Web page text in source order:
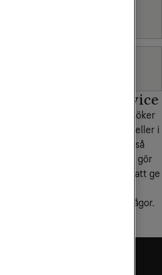
Personlig service
Hittar du inte det du söker
under frågor och svar eller i
någon av våra artiklar så
hjälper vi dig gärna. Vi gör
alltid vårt yttersta för att ge
snabba svar på dina frågor.